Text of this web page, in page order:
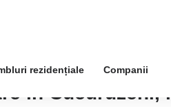
rezidențiale Companii
în Cucuruzeni,